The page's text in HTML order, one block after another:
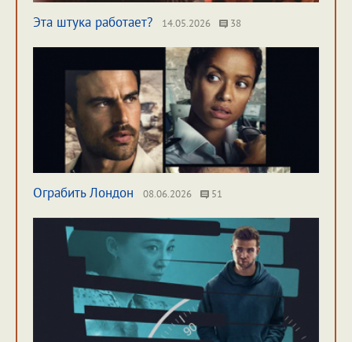
Эта штука работает? 14.05.2026 38
Ограбить Лондон 08.06.2026 51